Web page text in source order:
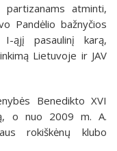
atminti,
Pandėlio bažnyčios
ąjį pasaulinį karą,
Lietuvoje ir JAV
Benedikto XVI
o nuo 2009 m. A.
rokiškėnų klubo